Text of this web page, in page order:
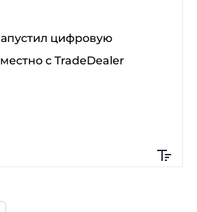
цифровую
с TradeDealer